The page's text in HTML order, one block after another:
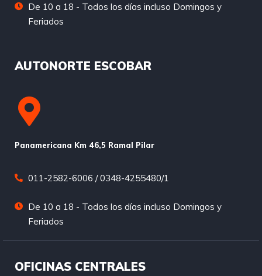
De 10 a 18 - Todos los días incluso Domingos y
Feriados
AUTONORTE ESCOBAR
Panamericana Km 46,5 Ramal Pilar
011-2582-6006 / 0348-4255480/1
De 10 a 18 - Todos los días incluso Domingos y
Feriados
OFICINAS CENTRALES